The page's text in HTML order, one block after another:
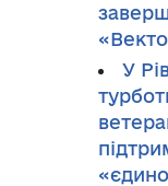
У